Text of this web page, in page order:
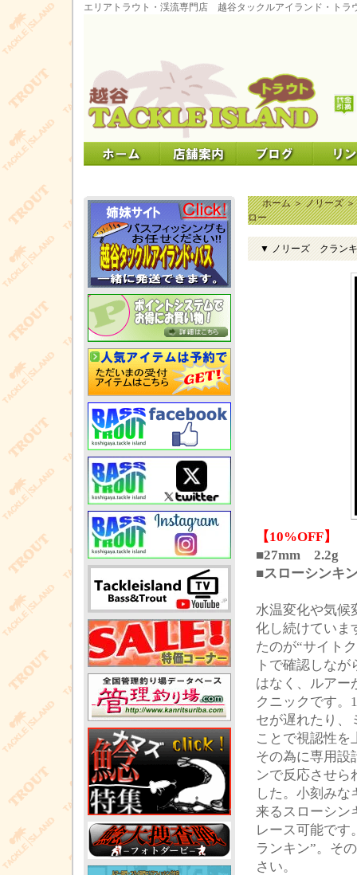
エリアトラウト・渓流専門店 越谷タックルアイランド・トラ
ホーム＞ノリーズ＞
ロー
▼ ノリーズ クラン
【10%OFF】
■27mm 2.2g
■スローシンキ
水温変化や気候
化し続けていま
たのが“サイト
トで確認しな
はなく、ルアー
クニックです。
セが遅れたり、
ことで視認性を
その為に専用設
ンで反応させら
した。小刻み
来るスローシン
レース可能です
ランキン”。そ
さい。